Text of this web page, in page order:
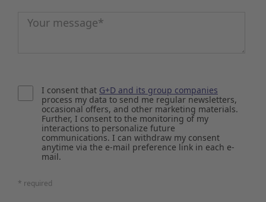
I consent that G+D and its group companies
process my data to send me regular newsletters,
occasional offers, and other marketing materials.
Further, I consent to the monitoring of my
interactions to personalize future
communications. I can withdraw my consent
anytime via the e-mail preference link in each e-
mail.
* required